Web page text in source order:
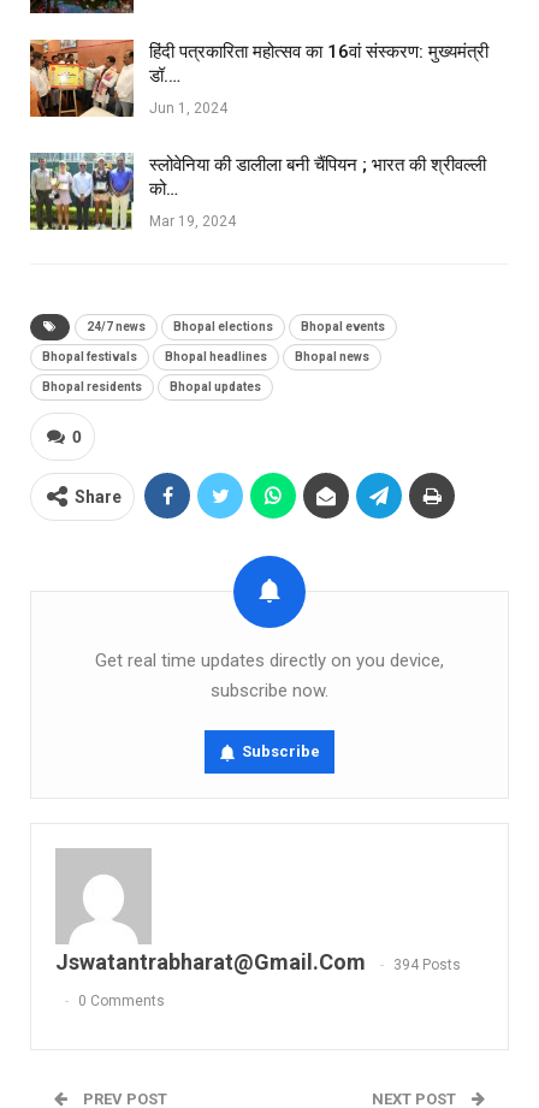
हिंदी पत्रकारिता महोत्सव का 16वां संस्करण: मुख्यमंत्री
डॉ.…
Jun 1, 2024
स्लोवेनिया की डालीला बनी चैंपियन ; भारत की श्रीवल्ली
को…
Mar 19, 2024
24/7 news Bhopal elections Bhopal events
Bhopal festivals Bhopal headlines Bhopal news
Bhopal residents Bhopal updates
0
Share
Get real time updates directly on you device,
subscribe now.
Subscribe
Jswatantrabharat@gmail.com 394 Posts
0 Comments
PREV POST NEXT POST